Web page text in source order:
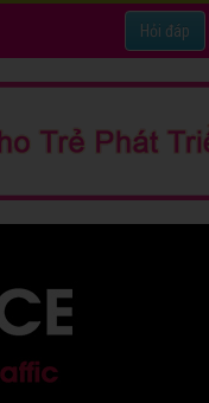
Hỏi đáp